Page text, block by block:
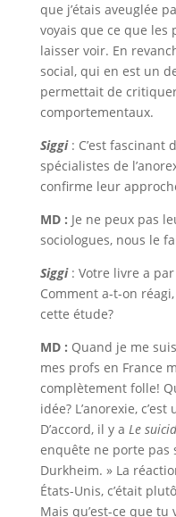
que j’étais aveuglée
voyais que ce que les
laisser voir. En
social, qui en est un
permettait de
comportementaux.
Siggi: C’est fascinant
spécialistes de
confirme leur
MD : Je ne peux pas
sociologues, nous le
Siggi: Votre livre a
Comment a-t-on
cette étude?
MD : Quand je me
mes profs en France
complètement folle!
idée? L’anorexie,
D’accord, il y a Le
enquête ne porte pas
Durkheim. » La
États-Unis, c’était
Mais qu’est-ce que tu